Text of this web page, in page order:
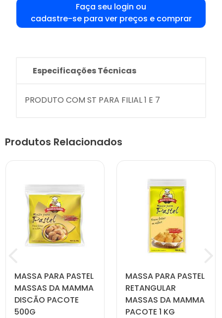
Faça seu login ou
cadastre-se para ver preços e comprar
Especificações Técnicas
PRODUTO COM ST PARA FILIAL 1 E 7
Produtos Relacionados
MASSA PARA PASTEL
MASSAS DA MAMMA
DISCÃO PACOTE
500G
MASSA PARA PASTEL
RETANGULAR
MASSAS DA MAMMA
PACOTE 1 KG